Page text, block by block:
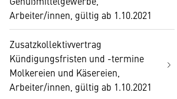
Arbeiter/innen, gültig ab 1.10.2021
Zusatzkollektivvertrag
Kündigungsfristen und -termine
Molkereien und Käsereien,
Arbeiter/innen, gültig ab 1.10.2021